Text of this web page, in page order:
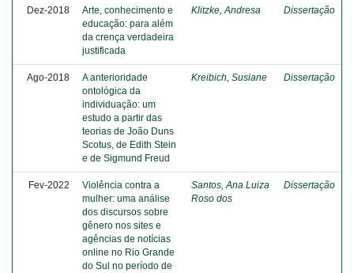
Dez-2018
Arte, conhecimento e
educação: para além
da crença verdadeira
justificada
Klitzke, Andresa Dissertação
Ago-2018
A anterioridade
ontológica da
individuação: um
estudo a partir das
teorias de João Duns
Scotus, de Edith Stein
e de Sigmund Freud
Kreibich, Susiane Dissertação
Fev-2022
Violência contra a
mulher: uma análise
dos discursos sobre
gênero nos sites e
agências de notícias
online no Rio Grande
do Sul no período de
Santos, Ana Luiza
Roso dos
Dissertação